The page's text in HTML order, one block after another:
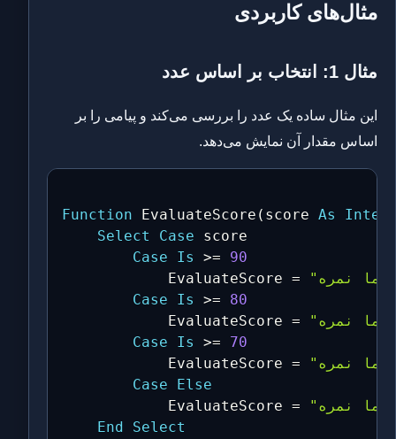
مثال‌های کاربردی
مثال 1: انتخاب بر اساس عدد
این مثال ساده یک عدد را بررسی می‌کند و پیامی را بر
اساس مقدار آن نمایش می‌دهد.
Function EvaluateScore ( score As
Select
Case score
Case
Is >=
90
            EvaluateScore
=
Case
Is >=
80
            EvaluateScore
=
Case
Is >=
70
            EvaluateScore
=
Case
Else
            EvaluateScore
=
End
Select